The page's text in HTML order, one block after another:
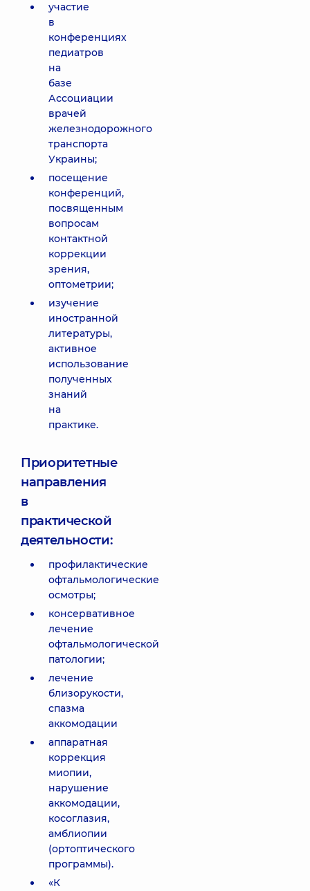
участие
в
конференциях
педиатров
на
базе
Ассоциации
врачей
железнодорожного
транспорта
Украины;
посещение
конференций,
посвященным
вопросам
контактной
коррекции
зрения,
оптометрии;
изучение
иностранной
литературы,
активное
использование
полученных
знаний
на
практике.
Приоритетные
направления
в
практической
деятельности:
профилактические
офтальмологические
осмотры;
консервативное
лечение
офтальмологической
патологии;
лечение
близорукости,
спазма
аккомодации
аппаратная
коррекция
миопии,
нарушение
аккомодации,
косоглазия,
амблиопии
(ортоптического
программы).
«К